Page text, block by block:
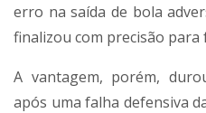
erro na saída de bola
finalizou com precisão para
A vantagem, porém,
após uma falha defensiva